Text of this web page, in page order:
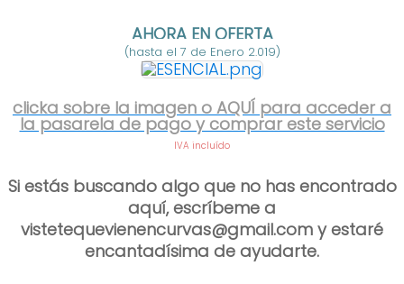
AHORA EN OFERTA
(hasta el 7 de Enero 2.019)
clicka sobre la imagen o AQUÍ para acceder a
la pasarela de pago y comprar este servicio
IVA incluído
Si estás buscando algo que no has encontrado
aquí, escríbeme a
vistetequevienencurvas@gmail.com y estaré
encantadísima de ayudarte.